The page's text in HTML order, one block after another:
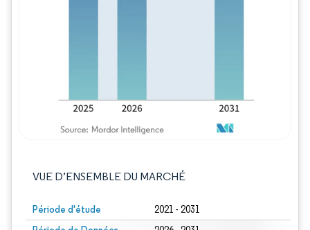
VUE D’ENSEMBLE DU MARCHÉ
Période d'étude 2021 - 2031